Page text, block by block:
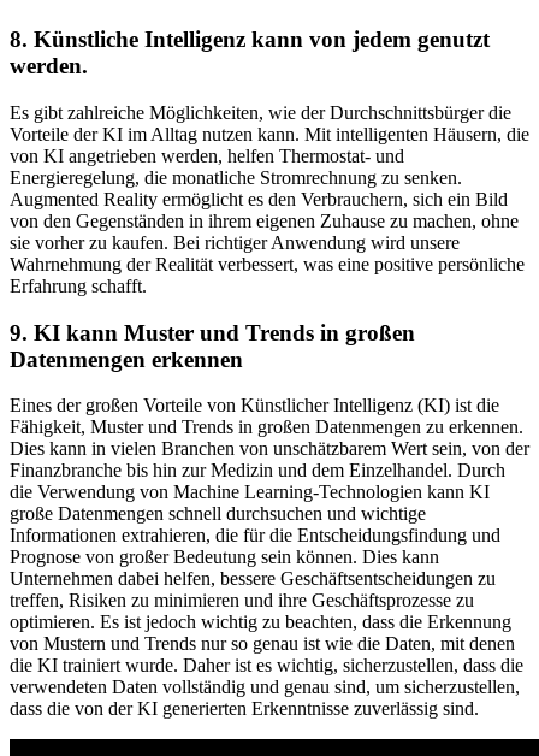
8. Künstliche Intelligenz kann von jedem genutzt
werden.
Es gibt zahlreiche Möglichkeiten, wie der Durchschnittsbürger die
Vorteile der KI im Alltag nutzen kann. Mit intelligenten Häusern, die
von KI angetrieben werden, helfen Thermostat- und
Energieregelung, die monatliche Stromrechnung zu senken.
Augmented Reality ermöglicht es den Verbrauchern, sich ein Bild
von den Gegenständen in ihrem eigenen Zuhause zu machen, ohne
sie vorher zu kaufen. Bei richtiger Anwendung wird unsere
Wahrnehmung der Realität verbessert, was eine positive persönliche
Erfahrung schafft.
9. KI kann Muster und Trends in großen
Datenmengen erkennen
Eines der großen Vorteile von Künstlicher Intelligenz (KI) ist die
Fähigkeit, Muster und Trends in großen Datenmengen zu erkennen.
Dies kann in vielen Branchen von unschätzbarem Wert sein, von der
Finanzbranche bis hin zur Medizin und dem Einzelhandel. Durch
die Verwendung von Machine Learning-Technologien kann KI
große Datenmengen schnell durchsuchen und wichtige
Informationen extrahieren, die für die Entscheidungsfindung und
Prognose von großer Bedeutung sein können. Dies kann
Unternehmen dabei helfen, bessere Geschäftsentscheidungen zu
treffen, Risiken zu minimieren und ihre Geschäftsprozesse zu
optimieren. Es ist jedoch wichtig zu beachten, dass die Erkennung
von Mustern und Trends nur so genau ist wie die Daten, mit denen
die KI trainiert wurde. Daher ist es wichtig, sicherzustellen, dass die
verwendeten Daten vollständig und genau sind, um sicherzustellen,
dass die von der KI generierten Erkenntnisse zuverlässig sind.